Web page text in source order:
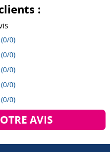
:
0)
0)
0)
0)
0)
AVIS